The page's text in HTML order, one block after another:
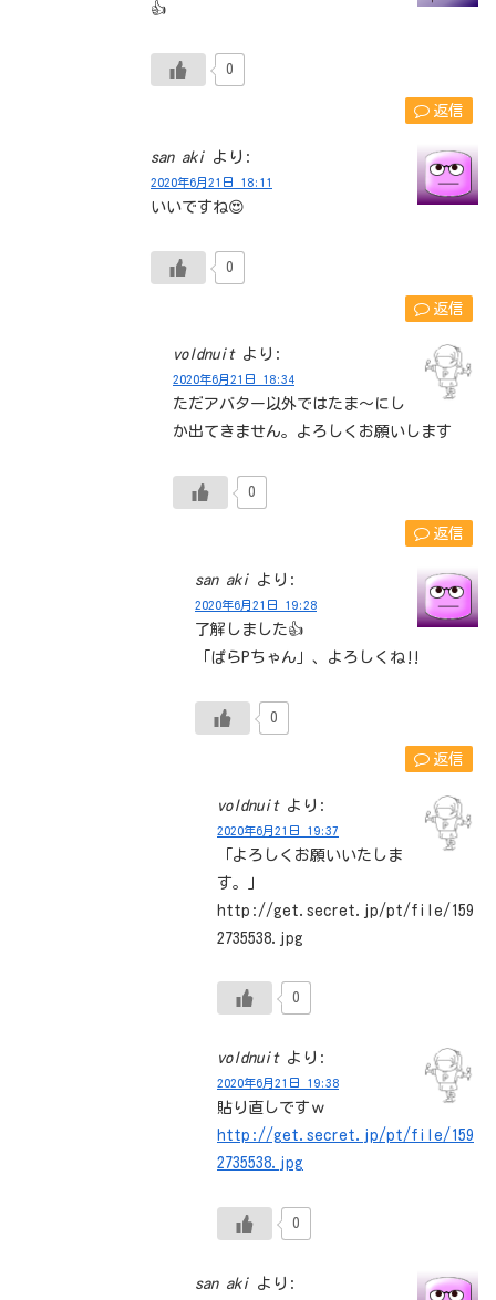
👍
0
返信
san aki より:
2020年6月21日 18:11
いいですね😍
0
返信
voldnuit より:
2020年6月21日 18:34
ただアバター以外ではたま〜にし
か出てきません。よろしくお願いします
0
返信
san aki より:
2020年6月21日 19:28
了解しました👍
「ぱらPちゃん」、よろしくね‼
0
返信
voldnuit より:
2020年6月21日 19:37
「よろしくお願いいたしま
す。」
http://get.secret.jp/pt/file/159
2735538.jpg
0
voldnuit より:
2020年6月21日 19:38
貼り直しですｗ
http://get.secret.jp/pt/file/159
2735538.jpg
0
san aki より: